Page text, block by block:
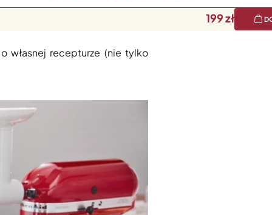
199
własnej recepturze (nie tylko